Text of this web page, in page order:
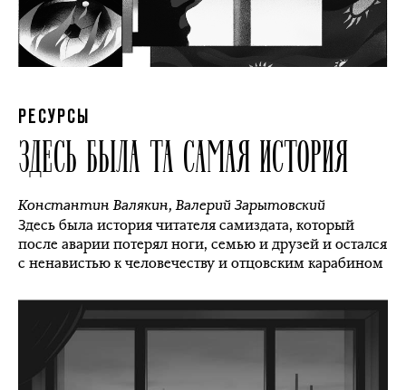
РЕСУРСЫ
ЗДЕСЬ БЫЛА ТА САМАЯ ИСТОРИЯ
Константин Валякин,Валерий Зарытовский
Здесь была история читателя самиздата, который
после аварии потерял ноги, семью и друзей и остался
с ненавистью к человечеству и отцовским карабином